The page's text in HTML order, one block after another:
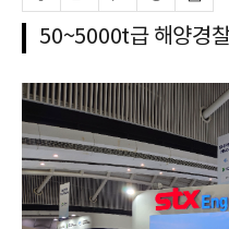
50~5000t급 해양경